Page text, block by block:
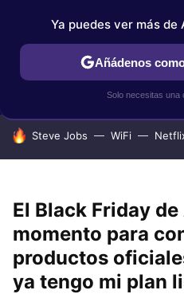
IPHONE TUTORIALES
HOY SE HABLA DE
Steve Jobs WiFi
El Black Friday
momento para
productos
ya tengo mi plan
Ya puedes ver más de
Añádenos
Solo necesitas una